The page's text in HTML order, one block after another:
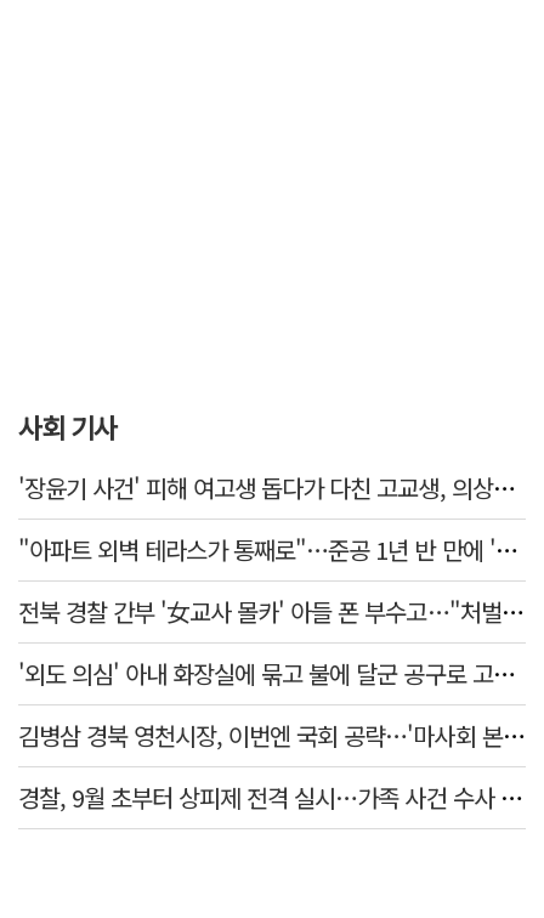
사회 기사
'장윤기 사건' 피해 여고생 돕다가 다친 고교생, 의상자 인정
"아파트 외벽 테라스가 통째로"…준공 1년 반 만에 '아찔 사고'
전북 경찰 간부 '女교사 몰카' 아들 폰 부수고…"처벌 못하는 사안" 내부망에 글
'외도 의심' 아내 화장실에 묶고 불에 달군 공구로 고문…남편 검거
김병삼 경북 영천시장, 이번엔 국회 공략…'마사회 본사 이전·광역교통망 확충' 요청
경찰, 9월 초부터 상피제 전격 실시…가족 사건 수사 못해